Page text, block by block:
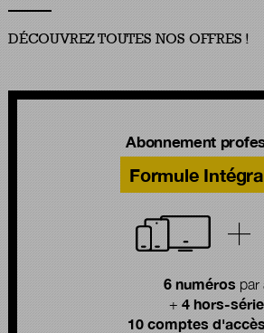
DÉCOUVREZ TOUTES NOS OFFRES !
Abonnement
Formule
6 numéros par
+ 4 hors-
10 comptes